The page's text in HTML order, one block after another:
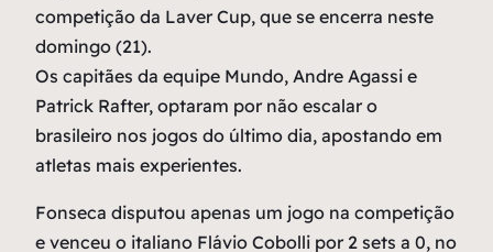
competição da Laver Cup, que se encerra neste
domingo (21).
Os capitães da equipe Mundo, Andre Agassi e
Patrick Rafter, optaram por não escalar o
brasileiro nos jogos do último dia, apostando em
atletas mais experientes.
Fonseca disputou apenas um jogo na competição
e venceu o italiano Flávio Cobolli por 2 sets a 0, no